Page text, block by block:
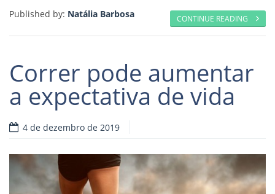
CONTINUE READING
Published by: Natália Barbosa
Correr pode aumentar
a expectativa de vida
4 de dezembro de 2019